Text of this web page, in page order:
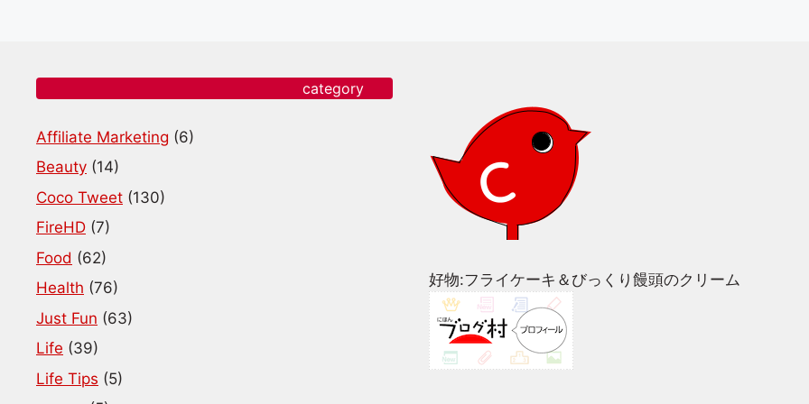
category
Affiliate Marketing (6)
Beauty (14)
Coco Tweet (130)
FireHD (7)
Food (62)
Health (76)
Just Fun (63)
Life (39)
Life Tips (5)
好物:フライケーキ＆びっくり饅頭のクリーム